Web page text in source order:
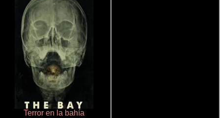
Terror en la bahía